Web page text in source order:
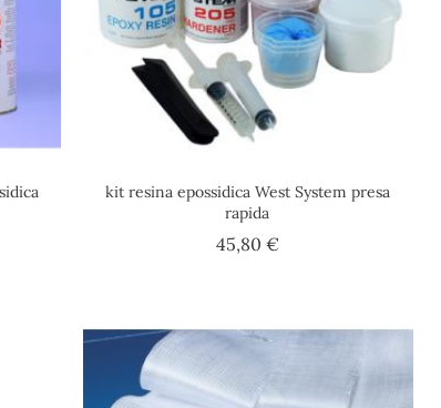
kit resina epossidica West System presa
rapida
45,80 €Prezzo